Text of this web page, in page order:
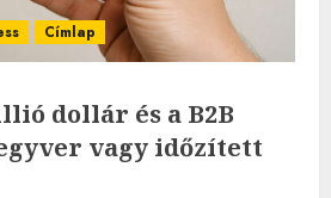
Címlap
dollár és a B2B
vagy időzített